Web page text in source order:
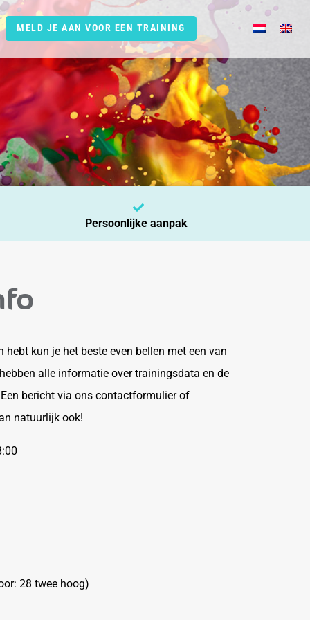
MELD JE AAN VOOR EEN TRAINING
Persoonlijke aanpak
kun je het beste even bellen met een van
alle informatie over trainingsdata en de
bericht via ons contactformulier of
natuurlijk ook!
28 twee hoog)